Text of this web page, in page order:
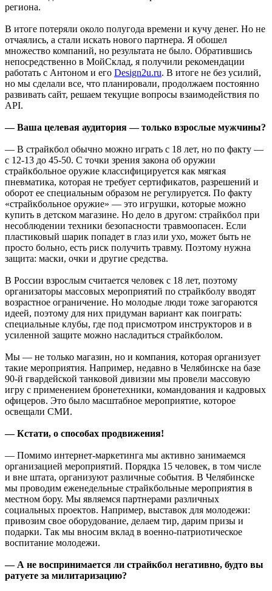
региона.
В итоге потеряли около полугода времени и кучу денег. Но не
отчаялись, а стали искать нового партнера. Я обошел
множество компаний, но результата не было. Обратившись
непосредственно в МойСклад, я получили рекомендации
работать с Антоном и его Design2u.ru. В итоге не без усилий,
но мы сделали все, что планировали, продолжаем постоянно
развивать сайт, решаем текущие вопросы взаимодействия по
API.
— Ваша целевая аудитория — только взрослые мужчины?
— В страйкбол обычно можно играть с 18 лет, но по факту —
с 12-13 до 45-50. С точки зрения закона об оружии
страйкбольное оружие классифицируется как мягкая
пневматика, которая не требует сертификатов, разрешений и
оборот ее специальным образом не регулируется. По факту
«страйкбольное оружие» — это игрушки, которые можно
купить в детском магазине. Но дело в другом: страйкбол при
несоблюдении техники безопасности травмоопасен. Если
пластиковый шарик попадет в глаз или ухо, может быть не
просто больно, есть риск получить травму. Поэтому нужна
защита: маски, очки и другие средства.
В России взрослым считается человек с 18 лет, поэтому
организаторы массовых мероприятий по страйкболу вводят
возрастное ограничение. Но молодые люди тоже загораются
идеей, поэтому для них придуман вариант как поиграть:
специальные клубы, где под присмотром инструкторов и в
усиленной защите можно насладиться страйкболом.
Мы — не только магазин, но и компания, которая организует
такие мероприятия. Например, недавно в Челябинске на базе
90-й гвардейской танковой дивизии мы провели массовую
игру с применением бронетехники, командования и кадровых
офицеров. Это было масштабное мероприятие, которое
освещали СМИ.
— Кстати, о способах продвижения!
— Помимо интернет-маркетинга мы активно занимаемся
организацией мероприятий. Порядка 15 человек, в том числе
и вне штата, организуют различные события. В Челябинске
мы проводим еженедельные страйкбольные мероприятия в
местном бору. Мы являемся партнерами различных
социальных проектов. Например, выставок для молодежи:
привозим свое оборудование, делаем тир, дарим призы и
подарки. Так мы вносим вклад в военно-патриотическое
воспитание молодежи.
— А не воспринимается ли страйкбол негативно, будто вы
ратуете за милитаризацию?